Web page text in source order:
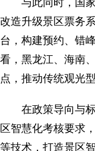
与此同时，国
改造升级景区票务
台，构建预约、错
看，黑龙江、海南
点，推动传统观光
在政策导向与
区智慧化考核要求
等技术，打造景区